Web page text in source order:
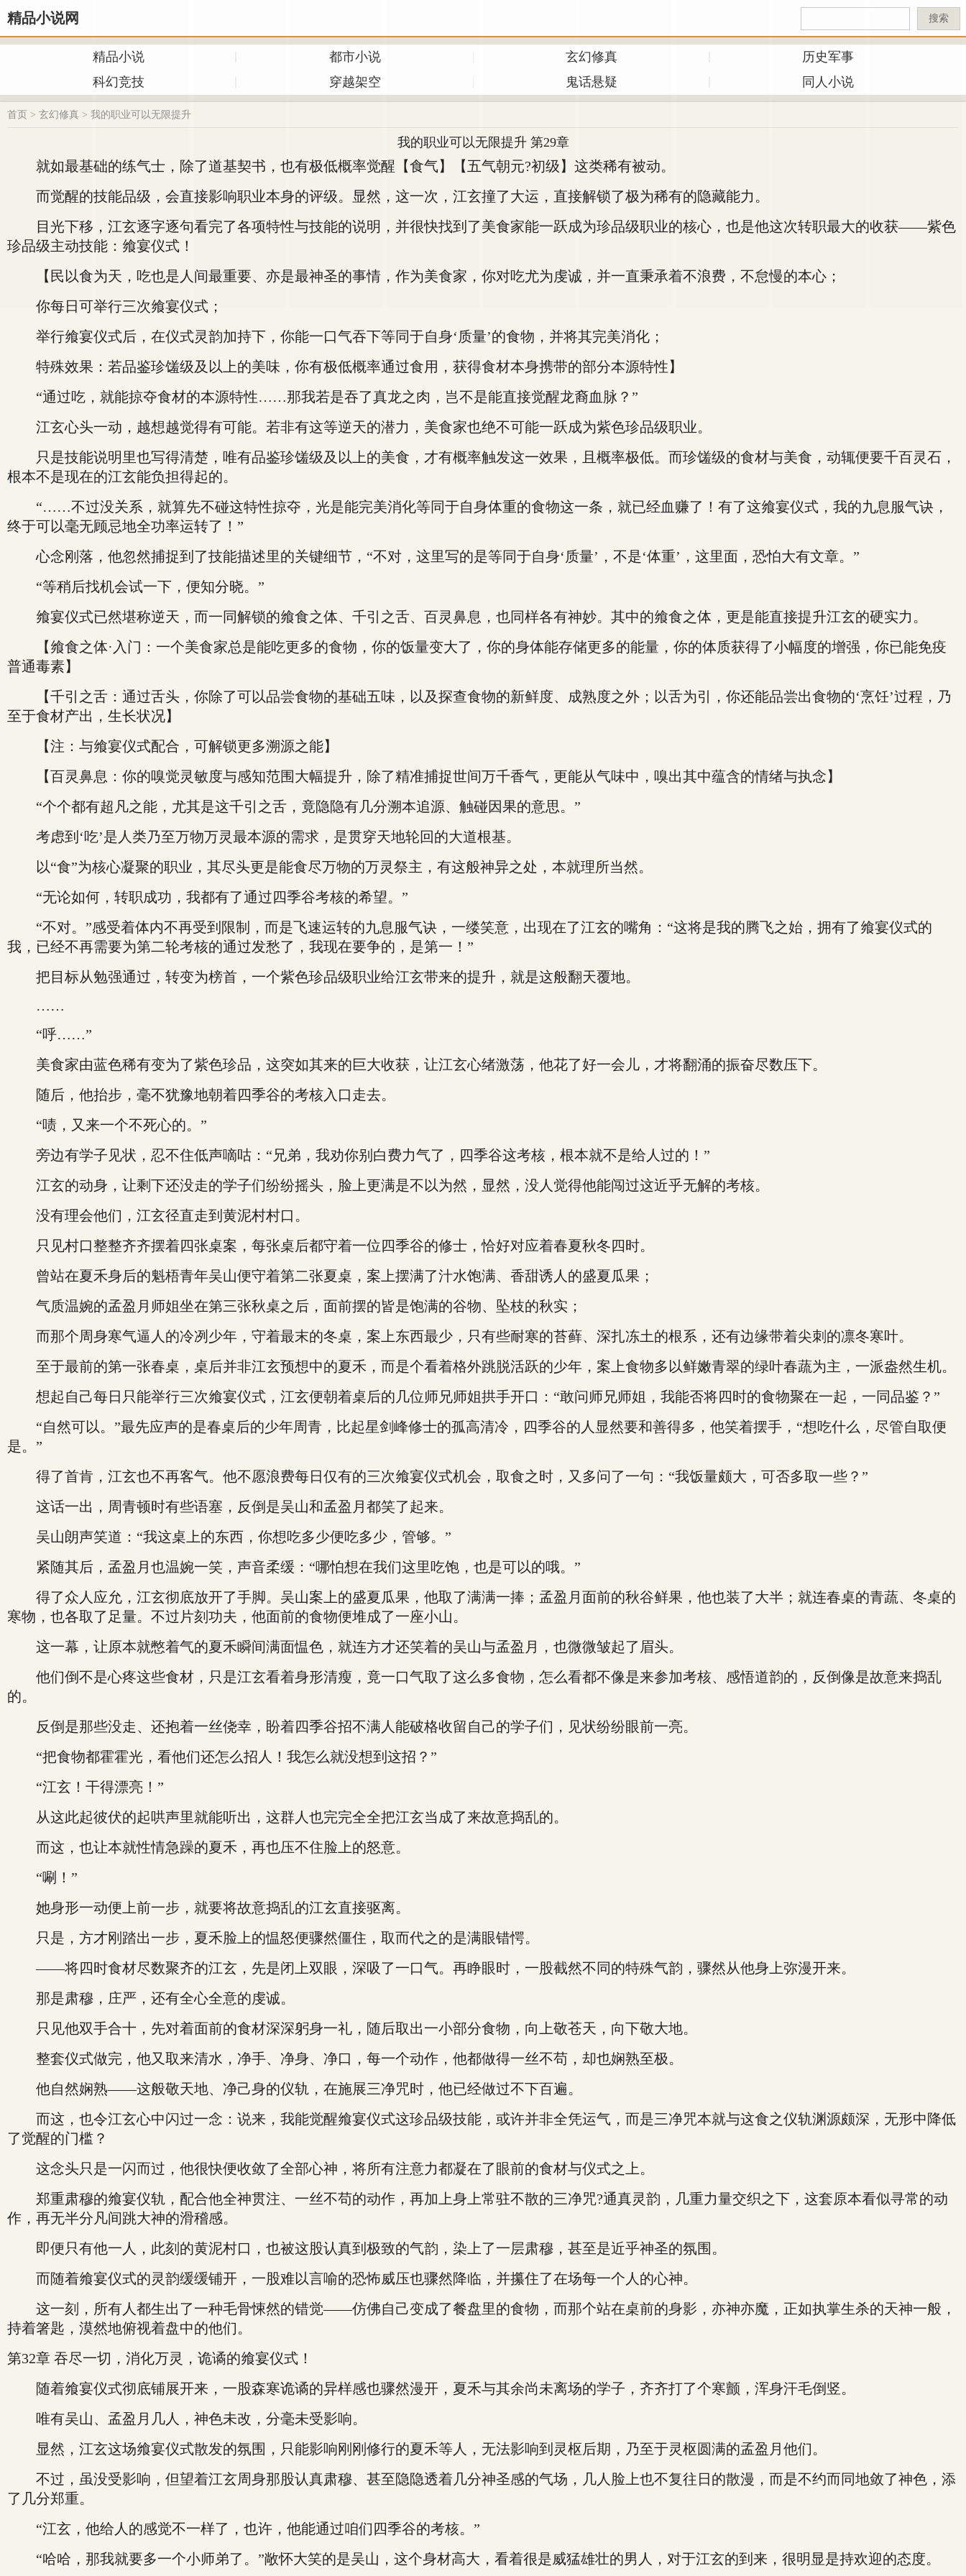
精品小说网 搜索
精品小说 都市小说 玄幻修真
历史军事
科幻竞技
穿越架空 鬼话悬疑 同人小说
首页 > 玄幻修真 > 我的职业可以无限提升
我的职业可以无限提升 第29章
就如最基础的练气士，除了道基契书，也有极低概率觉醒【食气】【五气朝元?初级】这类稀有被动。
而觉醒的技能品级，会直接影响职业本身的评级。显然，这一次，江玄撞了大运，直接解锁了极为稀有的隐藏能力。
目光下移，江玄逐字逐句看完了各项特性与技能的说明，并很快找到了美食家能一跃成为珍品级职业的核心，也是他这次转职最大的收获——紫色
珍品级主动技能：飨宴仪式！
【民以食为天，吃也是人间最重要、亦是最神圣的事情，作为美食家，你对吃尤为虔诚，并一直秉承着不浪费，不怠慢的本心；
你每日可举行三次飨宴仪式；
举行飨宴仪式后，在仪式灵韵加持下，你能一口气吞下等同于自身‘质量’的食物，并将其完美消化；
特殊效果：若品鉴珍馐级及以上的美味，你有极低概率通过食用，获得食材本身携带的部分本源特性】
“通过吃，就能掠夺食材的本源特性……那我若是吞了真龙之肉，岂不是能直接觉醒龙裔血脉？”
江玄心头一动，越想越觉得有可能。若非有这等逆天的潜力，美食家也绝不可能一跃成为紫色珍品级职业。
只是技能说明里也写得清楚，唯有品鉴珍馐级及以上的美食，才有概率触发这一效果，且概率极低。而珍馐级的食材与美食，动辄便要千百灵石，
根本不是现在的江玄能负担得起的。
“……不过没关系，就算先不碰这特性掠夺，光是能完美消化等同于自身体重的食物这一条，就已经血赚了！有了这飨宴仪式，我的九息服气诀，
终于可以毫无顾忌地全功率运转了！”
心念刚落，他忽然捕捉到了技能描述里的关键细节，“不对，这里写的是等同于自身‘质量’，不是‘体重’，这里面，恐怕大有文章。”
“等稍后找机会试一下，便知分晓。”
飨宴仪式已然堪称逆天，而一同解锁的飨食之体、千引之舌、百灵鼻息，也同样各有神妙。其中的飨食之体，更是能直接提升江玄的硬实力。
【飨食之体·入门：一个美食家总是能吃更多的食物，你的饭量变大了，你的身体能存储更多的能量，你的体质获得了小幅度的增强，你已能免疫
普通毒素】
【千引之舌：通过舌头，你除了可以品尝食物的基础五味，以及探查食物的新鲜度、成熟度之外；以舌为引，你还能品尝出食物的‘烹饪’过程，乃
至于食材产出，生长状况】
【注：与飨宴仪式配合，可解锁更多溯源之能】
【百灵鼻息：你的嗅觉灵敏度与感知范围大幅提升，除了精准捕捉世间万千香气，更能从气味中，嗅出其中蕴含的情绪与执念】
“个个都有超凡之能，尤其是这千引之舌，竟隐隐有几分溯本追源、触碰因果的意思。”
考虑到‘吃’是人类乃至万物万灵最本源的需求，是贯穿天地轮回的大道根基。
以“食”为核心凝聚的职业，其尽头更是能食尽万物的万灵祭主，有这般神异之处，本就理所当然。
“无论如何，转职成功，我都有了通过四季谷考核的希望。”
“不对。”感受着体内不再受到限制，而是飞速运转的九息服气诀，一缕笑意，出现在了江玄的嘴角：“这将是我的腾飞之始，拥有了飨宴仪式的
我，已经不再需要为第二轮考核的通过发愁了，我现在要争的，是第一！”
把目标从勉强通过，转变为榜首，一个紫色珍品级职业给江玄带来的提升，就是这般翻天覆地。
……
“呼……”
美食家由蓝色稀有变为了紫色珍品，这突如其来的巨大收获，让江玄心绪激荡，他花了好一会儿，才将翻涌的振奋尽数压下。
随后，他抬步，毫不犹豫地朝着四季谷的考核入口走去。
“啧，又来一个不死心的。”
旁边有学子见状，忍不住低声嘀咕：“兄弟，我劝你别白费力气了，四季谷这考核，根本就不是给人过的！”
江玄的动身，让剩下还没走的学子们纷纷摇头，脸上更满是不以为然，显然，没人觉得他能闯过这近乎无解的考核。
没有理会他们，江玄径直走到黄泥村村口。
只见村口整整齐齐摆着四张桌案，每张桌后都守着一位四季谷的修士，恰好对应着春夏秋冬四时。
曾站在夏禾身后的魁梧青年吴山便守着第二张夏桌，案上摆满了汁水饱满、香甜诱人的盛夏瓜果；
气质温婉的孟盈月师姐坐在第三张秋桌之后，面前摆的皆是饱满的谷物、坠枝的秋实；
而那个周身寒气逼人的冷冽少年，守着最末的冬桌，案上东西最少，只有些耐寒的苔藓、深扎冻土的根系，还有边缘带着尖刺的凛冬寒叶。
至于最前的第一张春桌，桌后并非江玄预想中的夏禾，而是个看着格外跳脱活跃的少年，案上食物多以鲜嫩青翠的绿叶春蔬为主，一派盎然生机。
想起自己每日只能举行三次飨宴仪式，江玄便朝着桌后的几位师兄师姐拱手开口：“敢问师兄师姐，我能否将四时的食物聚在一起，一同品鉴？”
“自然可以。”最先应声的是春桌后的少年周青，比起星剑峰修士的孤高清冷，四季谷的人显然要和善得多，他笑着摆手，“想吃什么，尽管自取便
是。”
得了首肯，江玄也不再客气。他不愿浪费每日仅有的三次飨宴仪式机会，取食之时，又多问了一句：“我饭量颇大，可否多取一些？”
这话一出，周青顿时有些语塞，反倒是吴山和孟盈月都笑了起来。
吴山朗声笑道：“我这桌上的东西，你想吃多少便吃多少，管够。”
紧随其后，孟盈月也温婉一笑，声音柔缓：“哪怕想在我们这里吃饱，也是可以的哦。”
得了众人应允，江玄彻底放开了手脚。吴山案上的盛夏瓜果，他取了满满一捧；孟盈月面前的秋谷鲜果，他也装了大半；就连春桌的青蔬、冬桌的
寒物，也各取了足量。不过片刻功夫，他面前的食物便堆成了一座小山。
这一幕，让原本就憋着气的夏禾瞬间满面愠色，就连方才还笑着的吴山与孟盈月，也微微皱起了眉头。
他们倒不是心疼这些食材，只是江玄看着身形清瘦，竟一口气取了这么多食物，怎么看都不像是来参加考核、感悟道韵的，反倒像是故意来捣乱
的。
反倒是那些没走、还抱着一丝侥幸，盼着四季谷招不满人能破格收留自己的学子们，见状纷纷眼前一亮。
“把食物都霍霍光，看他们还怎么招人！我怎么就没想到这招？”
“江玄！干得漂亮！”
从这此起彼伏的起哄声里就能听出，这群人也完完全全把江玄当成了来故意捣乱的。
而这，也让本就性情急躁的夏禾，再也压不住脸上的怒意。
“唰！”
她身形一动便上前一步，就要将故意捣乱的江玄直接驱离。
只是，方才刚踏出一步，夏禾脸上的愠怒便骤然僵住，取而代之的是满眼错愕。
——将四时食材尽数聚齐的江玄，先是闭上双眼，深吸了一口气。再睁眼时，一股截然不同的特殊气韵，骤然从他身上弥漫开来。
那是肃穆，庄严，还有全心全意的虔诚。
只见他双手合十，先对着面前的食材深深躬身一礼，随后取出一小部分食物，向上敬苍天，向下敬大地。
整套仪式做完，他又取来清水，净手、净身、净口，每一个动作，他都做得一丝不苟，却也娴熟至极。
他自然娴熟——这般敬天地、净己身的仪轨，在施展三净咒时，他已经做过不下百遍。
而这，也令江玄心中闪过一念：说来，我能觉醒飨宴仪式这珍品级技能，或许并非全凭运气，而是三净咒本就与这食之仪轨渊源颇深，无形中降低
了觉醒的门槛？
这念头只是一闪而过，他很快便收敛了全部心神，将所有注意力都凝在了眼前的食材与仪式之上。
郑重肃穆的飨宴仪轨，配合他全神贯注、一丝不苟的动作，再加上身上常驻不散的三净咒?通真灵韵，几重力量交织之下，这套原本看似寻常的动
作，再无半分凡间跳大神的滑稽感。
即便只有他一人，此刻的黄泥村口，也被这股认真到极致的气韵，染上了一层肃穆，甚至是近乎神圣的氛围。
而随着飨宴仪式的灵韵缓缓铺开，一股难以言喻的恐怖威压也骤然降临，并攥住了在场每一个人的心神。
这一刻，所有人都生出了一种毛骨悚然的错觉——仿佛自己变成了餐盘里的食物，而那个站在桌前的身影，亦神亦魔，正如执掌生杀的天神一般，
持着箸匙，漠然地俯视着盘中的他们。
第32章 吞尽一切，消化万灵，诡谲的飨宴仪式！
随着飨宴仪式彻底铺展开来，一股森寒诡谲的异样感也骤然漫开，夏禾与其余尚未离场的学子，齐齐打了个寒颤，浑身汗毛倒竖。
唯有吴山、孟盈月几人，神色未改，分毫未受影响。
显然，江玄这场飨宴仪式散发的氛围，只能影响刚刚修行的夏禾等人，无法影响到灵枢后期，乃至于灵枢圆满的孟盈月他们。
不过，虽没受影响，但望着江玄周身那股认真肃穆、甚至隐隐透着几分神圣感的气场，几人脸上也不复往日的散漫，而是不约而同地敛了神色，添
了几分郑重。
“江玄，他给人的感觉不一样了，也许，他能通过咱们四季谷的考核。”
“哈哈，那我就要多一个小师弟了。”敞怀大笑的是吴山，这个身材高大，看着很是威猛雄壮的男人，对于江玄的到来，很明显是持欢迎的态度。